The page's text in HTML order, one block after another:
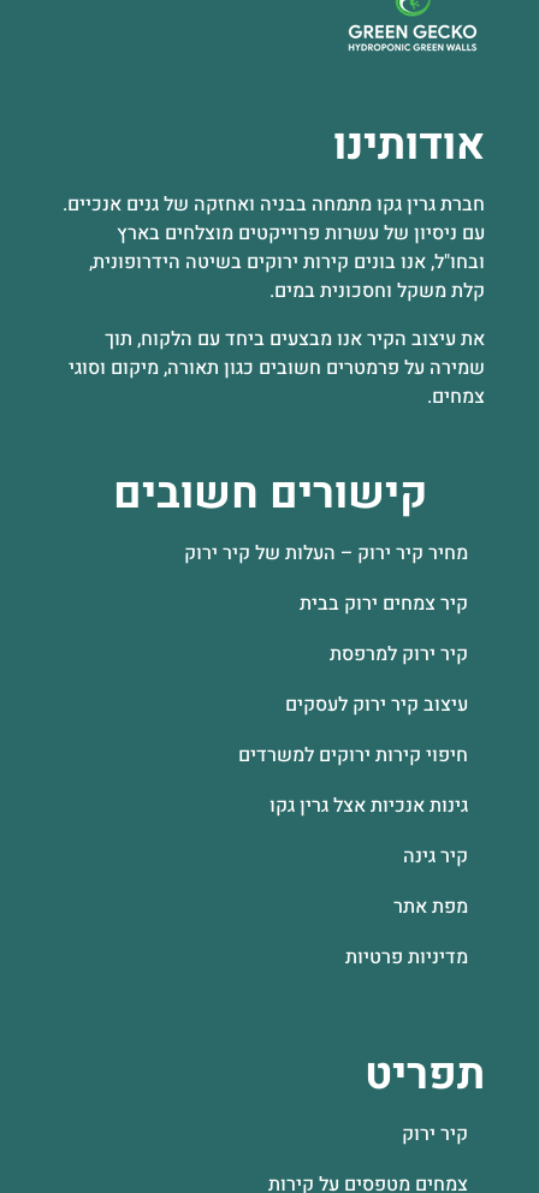
אודותינו
חברת גרין גקו מתמחה בבניה ואחזקה של גנים אנכיים.
עם ניסיון של עשרות פרוייקטים מוצלחים בארץ
ובחו"ל, אנו בונים קירות ירוקים בשיטה הידרופונית,
קלת משקל וחסכונית במים.
את עיצוב הקיר אנו מבצעים ביחד עם הלקוח, תוך
שמירה על פרמטרים חשובים כגון תאורה, מיקום וסוגי
צמחים.
קישורים חשובים
מחיר קיר ירוק – העלות של קיר ירוק
קיר צמחים ירוק בבית
קיר ירוק למרפסת
עיצוב קיר ירוק לעסקים
חיפוי קירות ירוקים למשרדים
גינות אנכיות אצל גרין גקו
קיר גינה
מפת אתר
מדיניות פרטיות
תפריט
קיר ירוק
צמחים מטפסים על קירות